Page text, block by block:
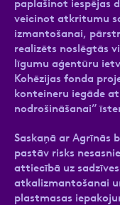
paplašinot iespējas
veicinot atkritumu
izmantošanai,
realizēts noslēgtās
līgumu aģentūru
Kohēzijas fonda
konteineru iegāde
nodrošināšanai”
Saskaņā ar Agrīnās
pastāv risks
attiecībā uz
atkalizmantošanai
plastmasas
Kontakttālrunis
Ziņa